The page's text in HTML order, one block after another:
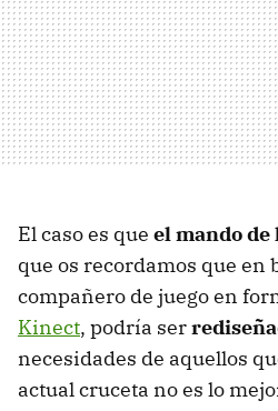
El caso es que el mando de
que os recordamos que en
compañero de juego en
Kinect, podría ser
necesidades de aquellos
actual cruceta no es lo